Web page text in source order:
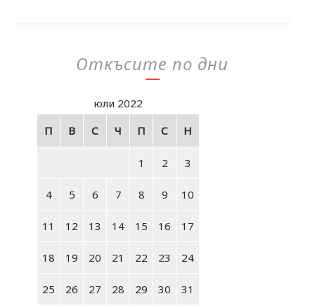
Откъсите по дни
юли 2022
П
В С Ч П С Н
1 2 3
4 5 6 7 8 9 10
11 12 13 14 15 16 17
18 19 20 21 22 23 24
25 26 27 28 29 30
31